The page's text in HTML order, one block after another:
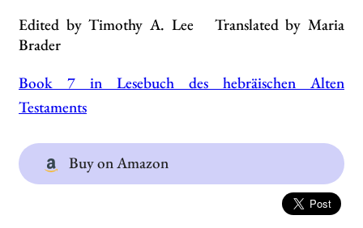
Edited by Timothy A. Lee Translated by Maria
Brader
Book 7 in Lesebuch des hebräischen Alten
Testaments
Buy on Amazon